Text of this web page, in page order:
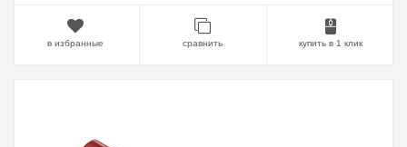
в избранные сравнить купить в 1 клик